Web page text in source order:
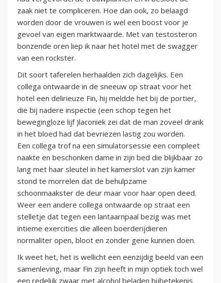
zaak niet te compliceren. Hoe dan ook, zo belaagd
worden door de vrouwen is wel een boost voor je
gevoel van eigen marktwaarde. Met van testosteron
bonzende oren liep ik naar het hotel met de swagger
van een rockster.
Dit soort taferelen herhaalden zich dagelijks. Een
collega ontwaarde in de sneeuw op straat voor het
hotel een delirieuze Fin, hij meldde het bij de portier,
die bij nadere inspectie (een schop tegen het
bewegingloze lijf )laconiek zei dat de man zoveel drank
in het bloed had dat bevriezen lastig zou worden.
Een collega trof na een simulatorsessie een compleet
naakte en beschonken dame in zijn bed die blijkbaar zo
lang met haar sleutel in het kamerslot van zijn kamer
stond te morrelen dat de behulpzame
schoonmaakster de deur maar voor haar open deed.
Weer een andere collega ontwaarde op straat een
stelletje dat tegen een lantaarnpaal bezig was met
intieme exercities die alleen boerderijdieren
normaliter open, bloot en zonder gene kunnen doen.
Ik weet het, het is wellicht een eenzijdig beeld van een
samenleving, maar Fin zijn heeft in mijn optiek toch wel
een redelijk zwaar met alcohol beladen bijbetekenis.